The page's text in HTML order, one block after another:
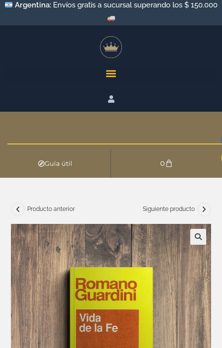
Argentina: Envíos gratis a sucursal superando los $ 150.000
Guía útil 0
Producto anterior Siguiente producto